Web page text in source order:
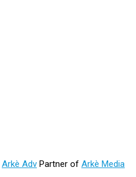
Arkè Adv Partner of Arkè Media